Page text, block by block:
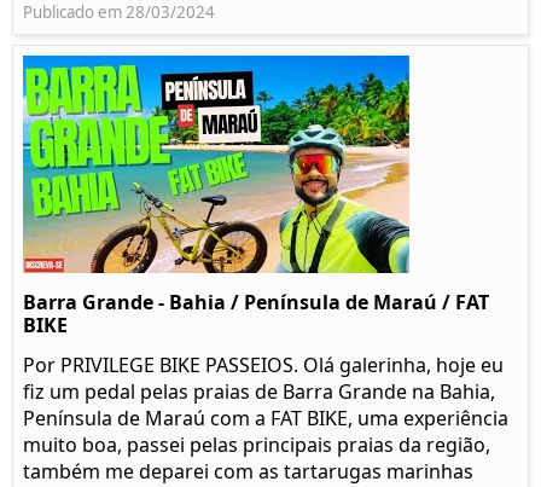
Publicado em 28/03/2024
Barra Grande - Bahia / Península de Maraú / FAT
BIKE
Por PRIVILEGE BIKE PASSEIOS. Olá galerinha, hoje eu
fiz um pedal pelas praias de Barra Grande na Bahia,
Península de Maraú com a FAT BIKE, uma experiência
muito boa, passei pelas principais praias da região,
também me deparei com as tartarugas marinhas